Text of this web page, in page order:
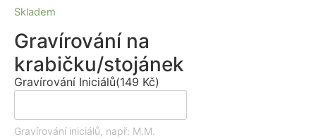
Skladem
Gravírování na
krabičku/stojánek
Gravírování Iniciálů(149 Kč)
Gravírování iniciálů, např: M.M.